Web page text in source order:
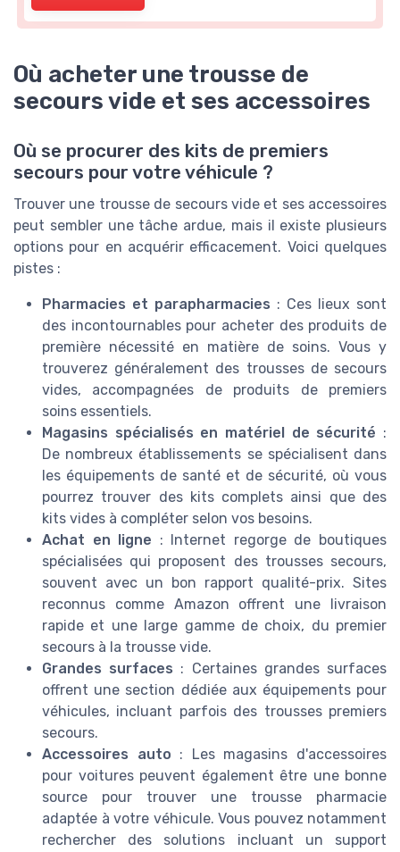
Où acheter une trousse de
secours vide et ses accessoires
Où se procurer des kits de premiers
secours pour votre véhicule ?
Trouver une trousse de secours vide et ses accessoires
peut sembler une tâche ardue, mais il existe plusieurs
options pour en acquérir efficacement. Voici quelques
pistes :
Pharmacies et parapharmacies : Ces lieux sont
des incontournables pour acheter des produits de
première nécessité en matière de soins. Vous y
trouverez généralement des trousses de secours
vides, accompagnées de produits de premiers
soins essentiels.
Magasins spécialisés en matériel de sécurité :
De nombreux établissements se spécialisent dans
les équipements de santé et de sécurité, où vous
pourrez trouver des kits complets ainsi que des
kits vides à compléter selon vos besoins.
Achat en ligne : Internet regorge de boutiques
spécialisées qui proposent des trousses secours,
souvent avec un bon rapport qualité-prix. Sites
reconnus comme Amazon offrent une livraison
rapide et une large gamme de choix, du premier
secours à la trousse vide.
Grandes surfaces : Certaines grandes surfaces
offrent une section dédiée aux équipements pour
véhicules, incluant parfois des trousses premiers
secours.
Accessoires auto : Les magasins d'accessoires
pour voitures peuvent également être une bonne
source pour trouver une trousse pharmacie
adaptée à votre véhicule. Vous pouvez notamment
rechercher des solutions incluant un support